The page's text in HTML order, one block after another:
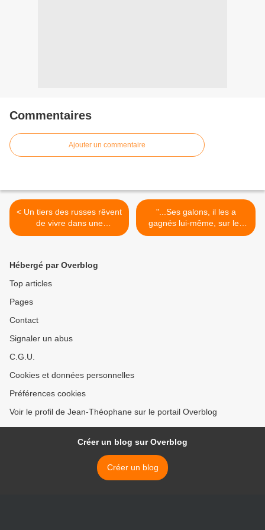
Commentaires
Ajouter un commentaire
< Un tiers des russes rêvent
de vivre dans une
superpuissance (Sondage)
"...Ses galons, il les a
gagnés lui-même, sur les
plateaux de télévision,
Hébergé par Overblog
Top articles
Pages
Contact
Signaler un abus
C.G.U.
Cookies et données personnelles
Préférences cookies
Voir le profil de Jean-Théophane sur le portail Overblog
Créer un blog sur Overblog
Créer un blog